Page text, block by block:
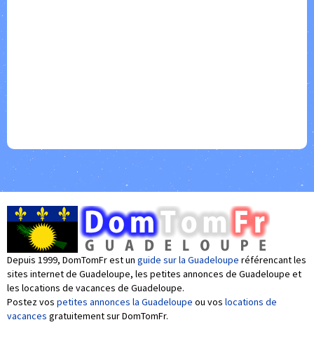
Depuis 1999, DomTomFr est un guide sur la Guadeloupe référencant les
sites internet de Guadeloupe, les petites annonces de Guadeloupe et
les locations de vacances de Guadeloupe.
Postez vos petites annonces la Guadeloupe ou vos locations de
vacances gratuitement sur DomTomFr.